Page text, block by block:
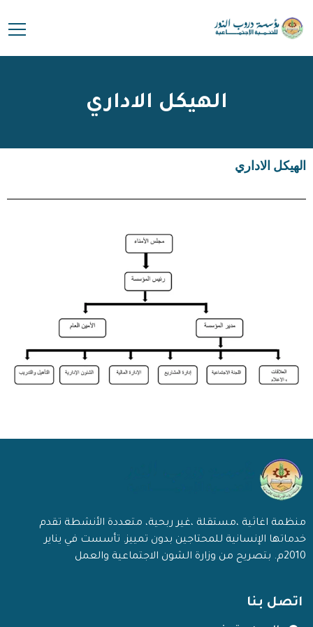
الهيكل الاداري
الهيكل الاداري
منظمة اغاثية ،مستقلة ،غير ربحية، متعددة الأنشطة تقدم
خدماتها الإنسانية للمحتاجين بدون تمييز. تأسست في يناير
2010م. بتصريح من وزارة الشون الاجتماعية والعمل
اتصل بنا